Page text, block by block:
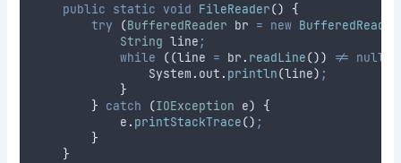
public static void FileReader()
{
try
(BufferedReader br = new BufferedReader
String line ;
while
((line = br . readLine()) != null
System . out . println(line) ;
}
} catch (IOException e)
{
e . printStackTrace() ;
}
}